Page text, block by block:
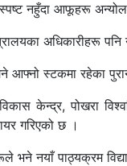
नहुँदा आफूहरू
अधिकारीहरू
आफ्नो स्टकमा रहेका
केन्द्र, पोखरा
गरिएको छ ।
भने नयाँ पाठ्यक्रम